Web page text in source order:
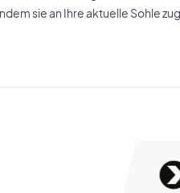
sie an Ihre aktuelle Sohle